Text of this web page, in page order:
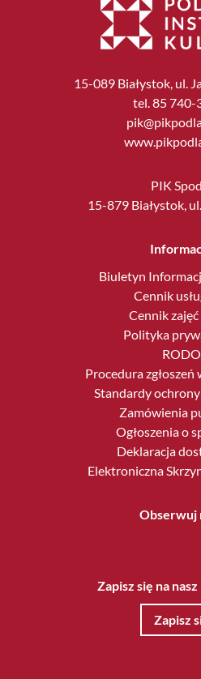
15-089 Białystok, ul.
tel. 85 740-
PIK
15-879 Białystok,
Biuletyn
Cennik
Cennik
Polityka
RODO
Procedura
Standardy
Zamówienia
Ogłoszenia o
Deklaracja
Elektroniczna
Obserwuj
Zapisz się na
Zapisz